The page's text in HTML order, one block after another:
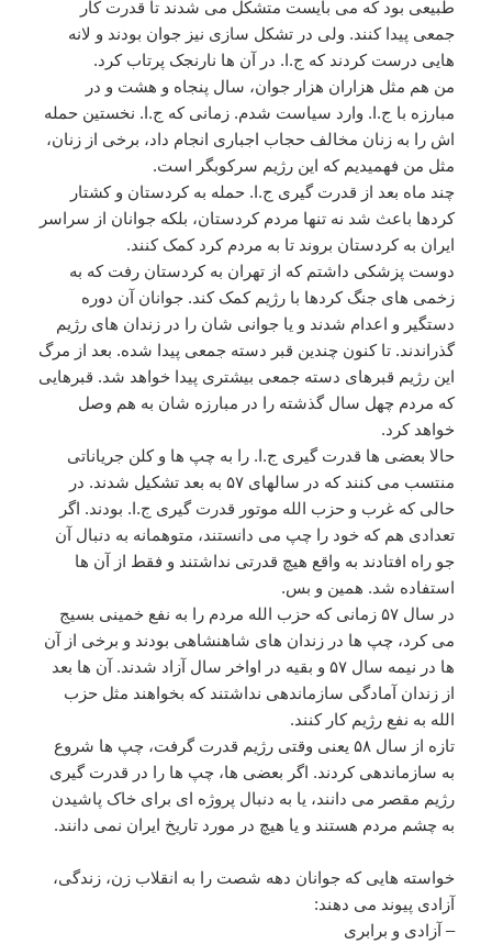
طبیعی بود که می بایست متشکل می شدند تا قدرت کار
جمعی پیدا کنند. ولی در تشکل سازی نیز جوان بودند و لانه
هایی درست کردند که ج.ا. در آن ها نارنجک پرتاب کرد.
من هم مثل هزاران هزار جوان، سال پنجاه و هشت و در
مبارزه با ج.ا. وارد سیاست شدم. زمانی که ج.ا. نخستین حمله
اش را به زنان مخالف حجاب اجباری انجام داد، برخی از زنان،
مثل من فهمیدیم که این رژیم سرکوبگر است.
چند ماه بعد از قدرت گیری ج.ا. حمله به کردستان و کشتار
کردها باعث شد نه تنها مردم کردستان، بلکه جوانان از سراسر
ایران به کردستان بروند تا به مردم کرد کمک کنند.
دوست پزشکی داشتم که از تهران به کردستان رفت که به
زخمی های جنگ کردها با رژیم کمک کند. جوانان آن دوره
دستگیر و اعدام شدند و یا جوانی شان را در زندان های رژیم
گذراندند. تا کنون چندین قبر دسته جمعی پیدا شده. بعد از مرگ
این رژیم قبرهای دسته جمعی بیشتری پیدا خواهد شد. قبرهایی
که مردم چهل سال گذشته را در مبارزه شان به هم وصل
خواهد کرد.
حالا بعضی ها قدرت گیری ج.ا. را به چپ ها و کلن جریاناتی
منتسب می کنند که در سالهای ۵۷ به بعد تشکیل شدند. در
حالی که غرب و حزب الله موتور قدرت گیری ج.ا. بودند. اگر
تعدادی هم که خود را چپ می دانستند، متوهمانه به دنبال آن
جو راه افتادند به واقع هیچ قدرتی نداشتند و فقط از آن ها
استفاده شد. همین و بس.
در سال ۵۷ زمانی که حزب الله مردم را به نفع خمینی بسیج
می کرد، چپ ها در زندان های شاهنشاهی بودند و برخی از آن
ها در نیمه سال ۵۷ و بقیه در اواخر سال آزاد شدند. آن ها بعد
از زندان آمادگی سازماندهی نداشتند که بخواهند مثل حزب
الله به نفع رژیم کار کنند.
تازه از سال ۵۸ یعنی وقتی رژیم قدرت گرفت، چپ ها شروع
به سازماندهی کردند. اگر بعضی ها، چپ ها را در قدرت گیری
رژیم مقصر می دانند، یا به دنبال پروژه ای برای خاک پاشیدن
به چشم مردم هستند و یا هیچ در مورد تاریخ ایران نمی دانند.
خواسته هایی که جوانان دهه شصت را به انقلاب زن، زندگی،
آزادی پیوند می دهند:
– آزادی و برابری